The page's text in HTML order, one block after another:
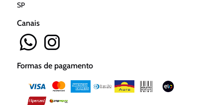
SP
Canais
Formas de pagamento